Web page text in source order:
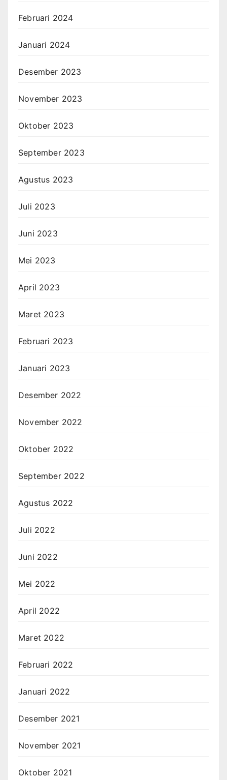
Februari 2024
Januari 2024
Desember 2023
November 2023
Oktober 2023
September 2023
Agustus 2023
Juli 2023
Juni 2023
Mei 2023
April 2023
Maret 2023
Februari 2023
Januari 2023
Desember 2022
November 2022
Oktober 2022
September 2022
Agustus 2022
Juli 2022
Juni 2022
Mei 2022
April 2022
Maret 2022
Februari 2022
Januari 2022
Desember 2021
November 2021
Oktober 2021